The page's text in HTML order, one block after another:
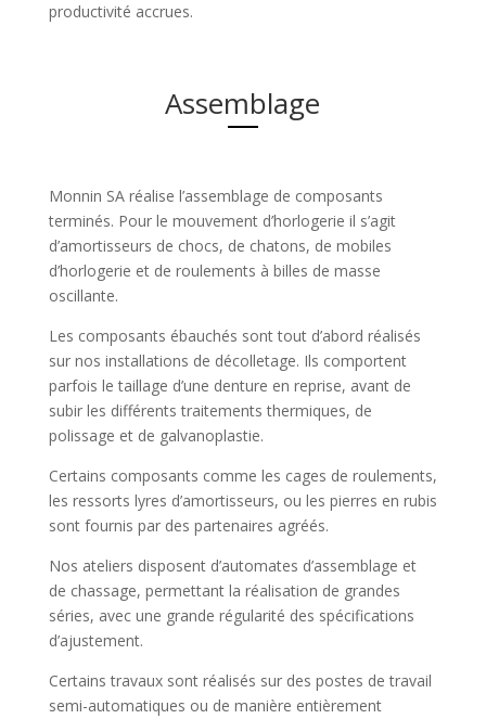
productivité accrues.
Assemblage
Monnin SA réalise l’assemblage de composants
terminés. Pour le mouvement d’horlogerie il s’agit
d’amortisseurs de chocs, de chatons, de mobiles
d’horlogerie et de roulements à billes de masse
oscillante.
Les composants ébauchés sont tout d’abord réalisés
sur nos installations de décolletage. Ils comportent
parfois le taillage d’une denture en reprise, avant de
subir les différents traitements thermiques, de
polissage et de galvanoplastie.
Certains composants comme les cages de roulements,
les ressorts lyres d’amortisseurs, ou les pierres en rubis
sont fournis par des partenaires agréés.
Nos ateliers disposent d’automates d’assemblage et
de chassage, permettant la réalisation de grandes
séries, avec une grande régularité des spécifications
d’ajustement.
Certains travaux sont réalisés sur des postes de travail
semi-automatiques ou de manière entièrement